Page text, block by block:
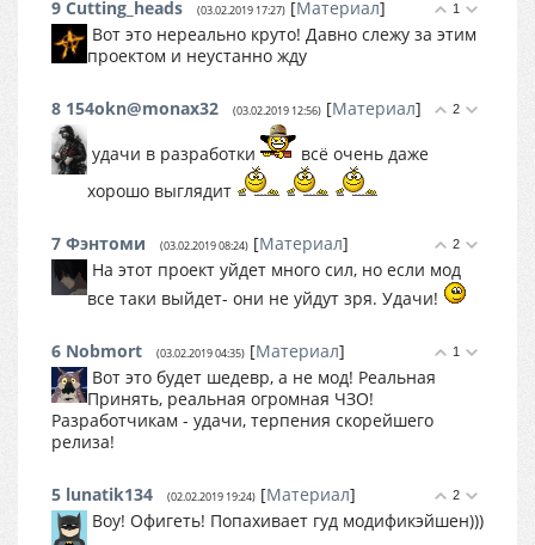
1
9 Cutting_heads (03.02.2019 17:27) [Материал]
Вот это нереально круто! Давно слежу за этим
проектом и неустанно жду
2
8 154okn@monax32 (03.02.2019 12:56) [Материал]
удачи в разработки
всё очень даже
хорошо выглядит
2
7 Фэнтоми (03.02.2019 08:24) [Материал]
На этот проект уйдет много сил, но если мод
все таки выйдет- они не уйдут зря. Удачи!
1
6 Nobmort (03.02.2019 04:35) [Материал]
Вот это будет шедевр, а не мод! Реальная
Принять, реальная огромная ЧЗО!
Разработчикам - удачи, терпения скорейшего
релиза!
2
5 lunatik134 (02.02.2019 19:24) [Материал]
Воу! Офигеть! Попахивает гуд модификэйшен)))